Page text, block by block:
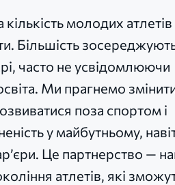
молодих атлетів
Більшість
часто не усвідомлюючи
Ми прагнемо
поза спортом і
у майбутньому,
Це партнерство —
атлетів, які